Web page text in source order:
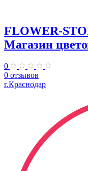
FLOWER-
Магазин
0
0 отзывов
г.Краснодар